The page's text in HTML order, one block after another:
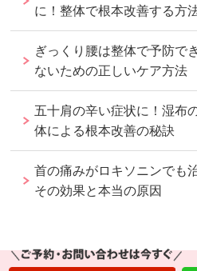
に！整体で根本改善する方
ぎっくり腰は整体で予防で
ないための正しいケア方法
五十肩の辛い症状に！湿布
体による根本改善の秘訣
首の痛みがロキソニンでも
その効果と本当の原因